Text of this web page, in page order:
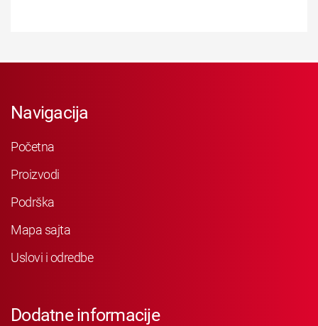
Navigacija
Početna
Proizvodi
Podrška
Mapa sajta
Uslovi i odredbe
Dodatne informacije